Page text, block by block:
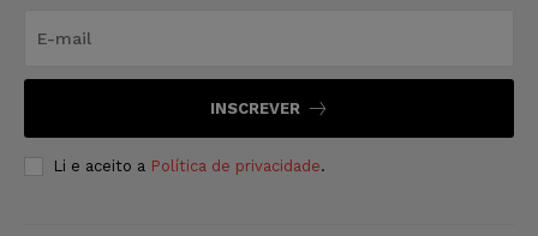
INSCREVER
Li e aceito a Política de privacidade.